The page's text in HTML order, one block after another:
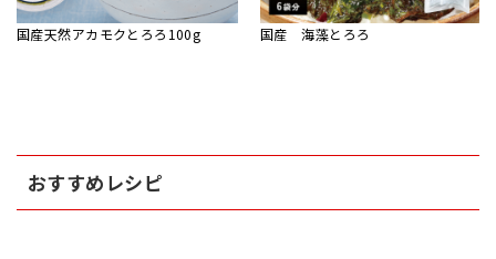
国産天然アカモクとろろ100g 国産 海藻とろろ
おすすめレシピ